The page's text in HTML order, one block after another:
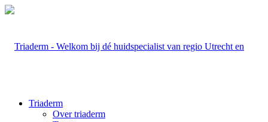
Triaderm
Over triaderm